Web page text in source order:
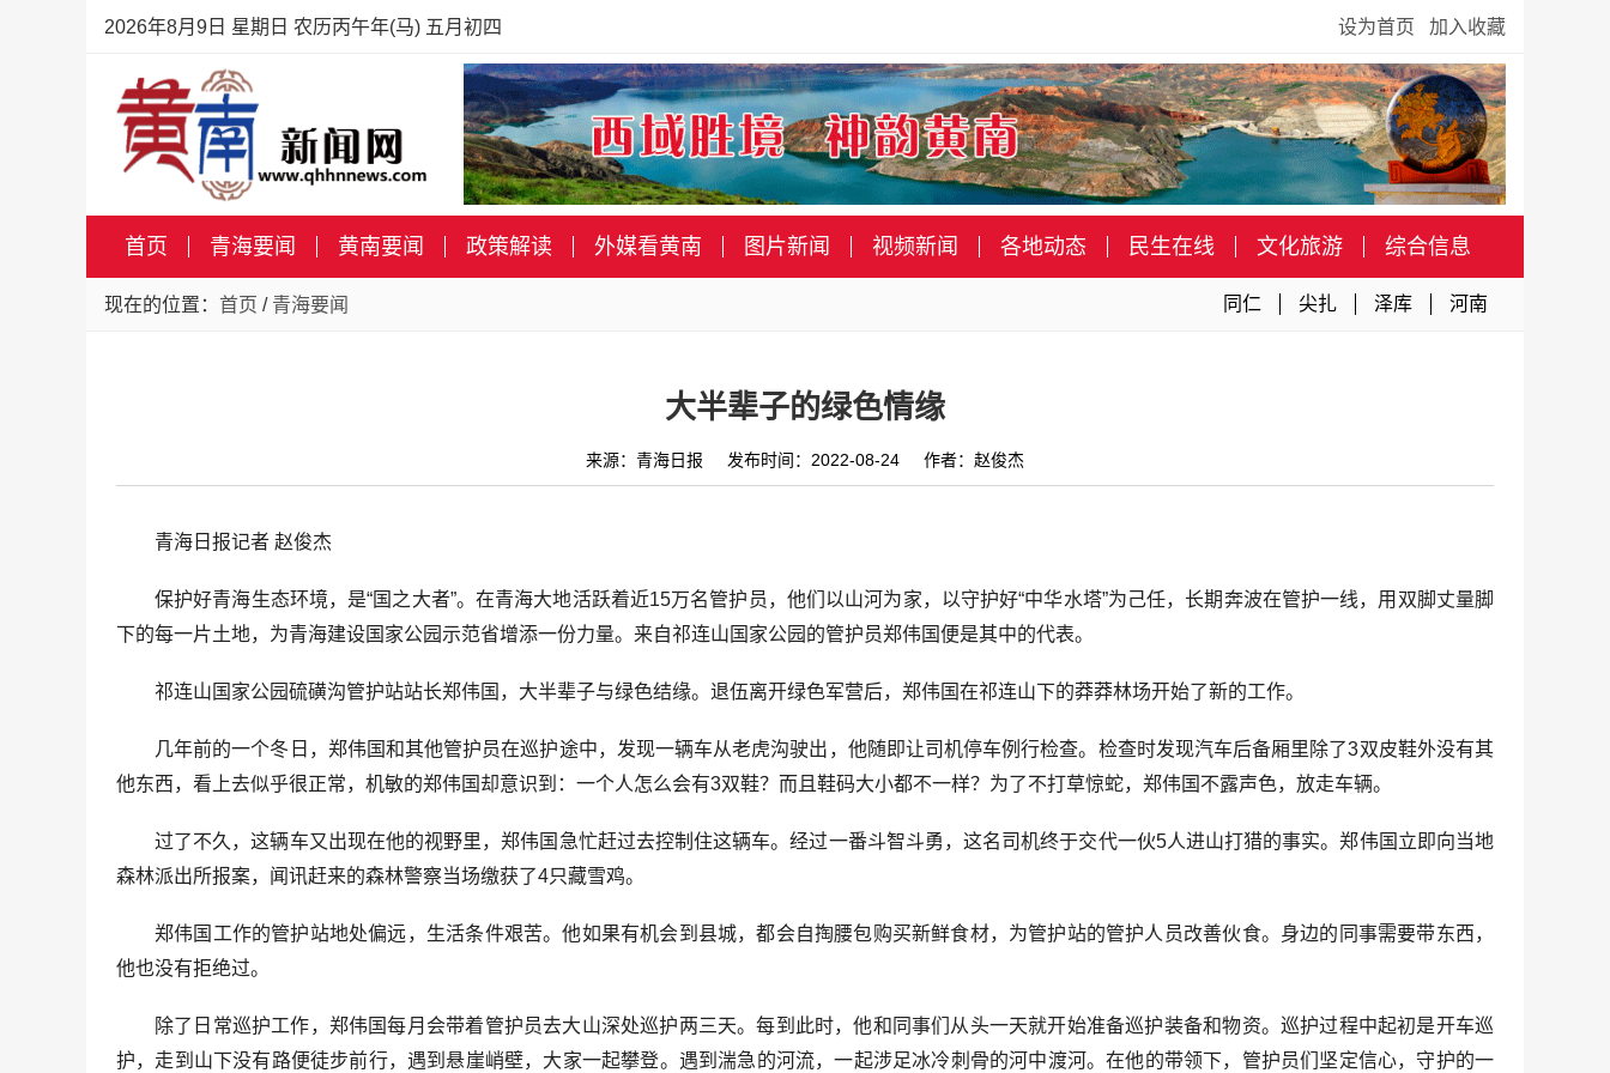
2026年8月9日 星期日 农历丙午年(马) 五月初四 设为首页 加入收藏
首页 青海要闻 黄南要闻 政策解读 外媒看黄南 图片新闻 视频新闻 各地动态 民生在线 文化旅游 综合信息
现在的位置： 首页 / 青海要闻 同仁 尖扎 泽库 河南
大半辈子的绿色情缘
来源：青海日报 发布时间：2022-08-24 作者：赵俊杰
青海日报记者 赵俊杰
保护好青海生态环境，是“国之大者”。在青海大地活跃着近15万名管护员，他们以山河为家，以守护好“中华水塔”为己任，长期奔波在管护一线，用双脚丈量脚
下的每一片土地，为青海建设国家公园示范省增添一份力量。来自祁连山国家公园的管护员郑伟国便是其中的代表。
祁连山国家公园硫磺沟管护站站长郑伟国，大半辈子与绿色结缘。退伍离开绿色军营后，郑伟国在祁连山下的莽莽林场开始了新的工作。
几年前的一个冬日，郑伟国和其他管护员在巡护途中，发现一辆车从老虎沟驶出，他随即让司机停车例行检查。检查时发现汽车后备厢里除了3双皮鞋外没有其
他东西，看上去似乎很正常，机敏的郑伟国却意识到：一个人怎么会有3双鞋？而且鞋码大小都不一样？为了不打草惊蛇，郑伟国不露声色，放走车辆。
过了不久，这辆车又出现在他的视野里，郑伟国急忙赶过去控制住这辆车。经过一番斗智斗勇，这名司机终于交代一伙5人进山打猎的事实。郑伟国立即向当地
森林派出所报案，闻讯赶来的森林警察当场缴获了4只藏雪鸡。
郑伟国工作的管护站地处偏远，生活条件艰苦。他如果有机会到县城，都会自掏腰包购买新鲜食材，为管护站的管护人员改善伙食。身边的同事需要带东西，
他也没有拒绝过。
除了日常巡护工作，郑伟国每月会带着管护员去大山深处巡护两三天。每到此时，他和同事们从头一天就开始准备巡护装备和物资。巡护过程中起初是开车巡
护，走到山下没有路便徒步前行，遇到悬崖峭壁，大家一起攀登。遇到湍急的河流，一起涉足冰冷刺骨的河中渡河。在他的带领下，管护员们坚定信心，守护的一